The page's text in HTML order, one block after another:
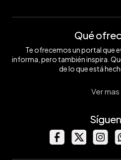
Qué
Te ofrecemos un portal que
informa, pero también inspira.
de lo que está
Ver